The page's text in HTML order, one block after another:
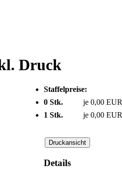
Druck
Staffelpreise:
0 Stk.
je 0,00 EUR
1 Stk.
je 0,00 EUR
Details